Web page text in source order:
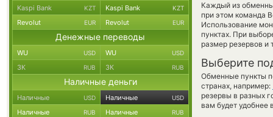
Каждый из
при этом команда
Использование
пунктах. При
размер резервов и
Выберите
Обменные пункты
странах, например:
резервы в разных
вам будет удобнее
Kaspi Bank KZT Kaspi Bank KZT
Revolut EUR Revolut EUR
Денежные переводы
WU USD WU USD
ЗК RUB ЗК RUB
Наличные деньги
Наличные USD Наличные USD
Наличные RUB Наличные RUB